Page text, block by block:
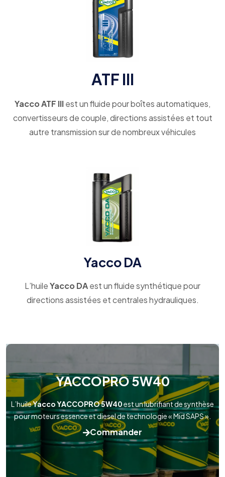
ATF III
Yacco ATF IIIest un fluide pour boîtes automatiques,
convertisseurs de couple, directions assistées et tout
autre transmission sur de nombreux véhicules
Yacco DA
L’huileYacco DAest un fluide synthétique pour
directions assistées et centrales hydrauliques.
YACCOPRO 5W40
L’huileYacco YACCOPRO 5W40est un lubrifiant de synthèse
pour moteurs essence et diesel de technologie « Mid SAPS ».
Commander